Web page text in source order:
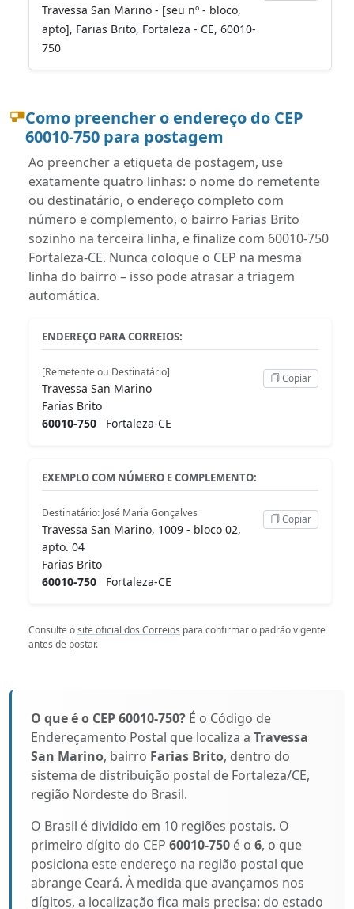
Travessa San Marino - [seu nº - bloco,
apto], Farias Brito, Fortaleza - CE, 60010-
750
Como preencher o endereço do CEP
60010-750 para postagem
Ao preencher a etiqueta de postagem, use
exatamente quatro linhas: o nome do remetente
ou destinatário, o endereço completo com
número e complemento, o bairro Farias Brito
sozinho na terceira linha, e finalize com 60010-750
Fortaleza-CE. Nunca coloque o CEP na mesma
linha do bairro – isso pode atrasar a triagem
automática.
ENDEREÇO PARA CORREIOS:
[Remetente ou Destinatário]
Travessa San Marino
Farias Brito
60010-750 Fortaleza-CE
Copiar
EXEMPLO COM NÚMERO E COMPLEMENTO:
Destinatário: José Maria Gonçalves
Travessa San Marino, 1009 - bloco 02,
apto. 04
Farias Brito
60010-750 Fortaleza-CE
Copiar
Consulte osite oficial dos Correios para confirmar o padrão vigente
antes de postar.
O que é o CEP 60010-750? É o Código de
Endereçamento Postal que localiza a Travessa
San Marino, bairro Farias Brito, dentro do
sistema de distribuição postal de Fortaleza/CE,
região Nordeste do Brasil.
O Brasil é dividido em 10 regiões postais. O
primeiro dígito do CEP 60010-750 é o 6, o que
posiciona este endereço na região postal que
abrange Ceará. À medida que avançamos nos
dígitos, a localização fica mais precisa: do estado